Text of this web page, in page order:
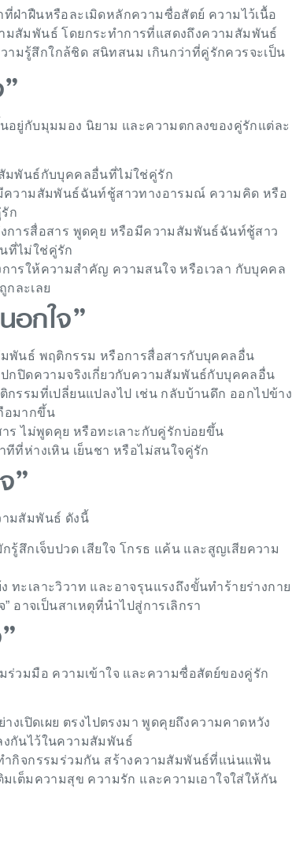
ที่ฝ่าฝืนหรือละเมิดหลักความซื่อสัตย์ ความไว้เนื้อ
มสัมพันธ์ โดยกระทำการที่แสดงถึงความสัมพันธ์
มรู้สึกใกล้ชิด สนิทสนม เกินกว่าที่คู่รักควรจะเป็น
อยู่กับมุมมอง นิยาม และความตกลงของคู่รักแต่ละ
มพันธ์กับบุคคลอื่นที่ไม่ใช่คู่รัก
ความสัมพันธ์ฉันท์ชู้สาวทางอารมณ์ ความคิด หรือ
ก
การสื่อสาร พูดคุย หรือมีความสัมพันธ์ฉันท์ชู้สาว
ที่ไม่ใช่คู่รัก
ารให้ความสำคัญ ความสนใจ หรือเวลา กับบุคคล
ละเลย
กใจ”
พันธ์ พฤติกรรม หรือการสื่อสารกับบุคคลอื่น
กปิดความจริงเกี่ยวกับความสัมพันธ์กับบุคคลอื่น
กรรมที่เปลี่ยนแปลงไป เช่น กลับบ้านดึก ออกไปข้าง
อมากขึ้น
ร ไม่พูดคุย หรือทะเลาะกับคู่รักบ่อยขึ้น
ทีที่ห่างเหิน เย็นชา หรือไม่สนใจคู่รัก
”
ามสัมพันธ์ ดังนี้
รู้สึกเจ็บปวด เสียใจ โกรธ แค้น และสูญเสียความ
ทะเลาะวิวาท และอาจรุนแรงถึงขั้นทำร้ายร่างกาย
อาจเป็นสาเหตุที่นำไปสู่การเลิกรา
ร่วมมือ ความเข้าใจ และความซื่อสัตย์ของคู่รัก
งเปิดเผย ตรงไปตรงมา พูดคุยถึงความคาดหวัง
กันไว้ในความสัมพันธ์
ำกิจกรรมร่วมกัน สร้างความสัมพันธ์ที่แน่นแฟ้น
มเต็มความสุข ความรัก และความเอาใจใส่ให้กัน